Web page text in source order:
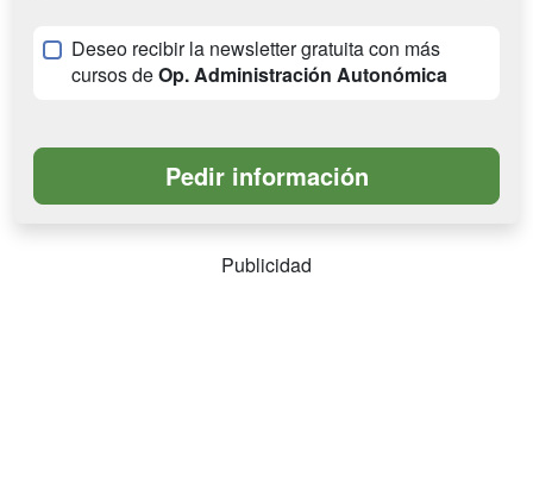
Deseo recibir la newsletter gratuita con más
cursos deOp. Administración Autonómica
Publicidad